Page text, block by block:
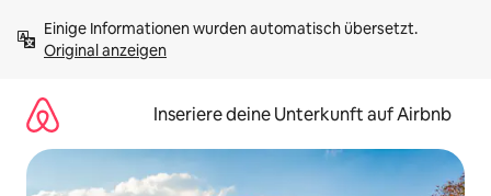
Inhalten
springenOriginal anzeigen
Inseriere deine Unterkunft auf Airbnb